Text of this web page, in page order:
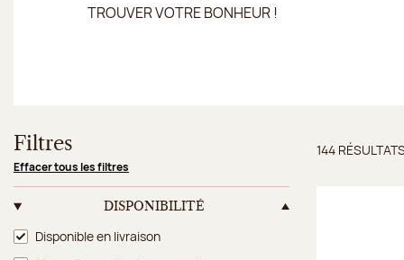
TROUVER VOTRE BONHEUR !
Filtres
Effacer tous les filtres
DISPONIBILITÉ
Disponibilité
Disponible en livraison
144